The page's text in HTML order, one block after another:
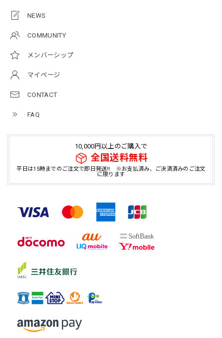
NEWS
COMMUNITY
メンバーシップ
マイページ
CONTACT
FAQ
10,000円以上のご購入で
全国送料無料
平日は15時までのご注文で即日発送!! ※お支払済み、ご決済済みのご注文
に限ります